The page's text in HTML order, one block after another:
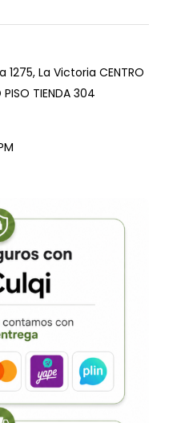
La Victoria CENTRO
PISO TIENDA 304